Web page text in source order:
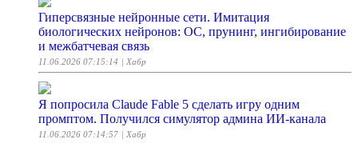
Гиперсвязные нейронные сети. Имитация
биологических нейронов: ОС, прунинг, ингибирование
и межбатчевая связь
11.06.2026 07:15:14 | Хабр
Я попросила Claude Fable 5 сделать игру одним
промптом. Получился симулятор админа ИИ-канала
11.06.2026 07:14:57 | Хабр